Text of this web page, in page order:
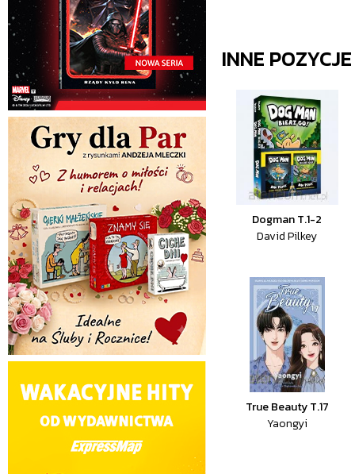
INNE
Dogman T.1-2
David Pilkey
True Beauty T.17
Yaongyi